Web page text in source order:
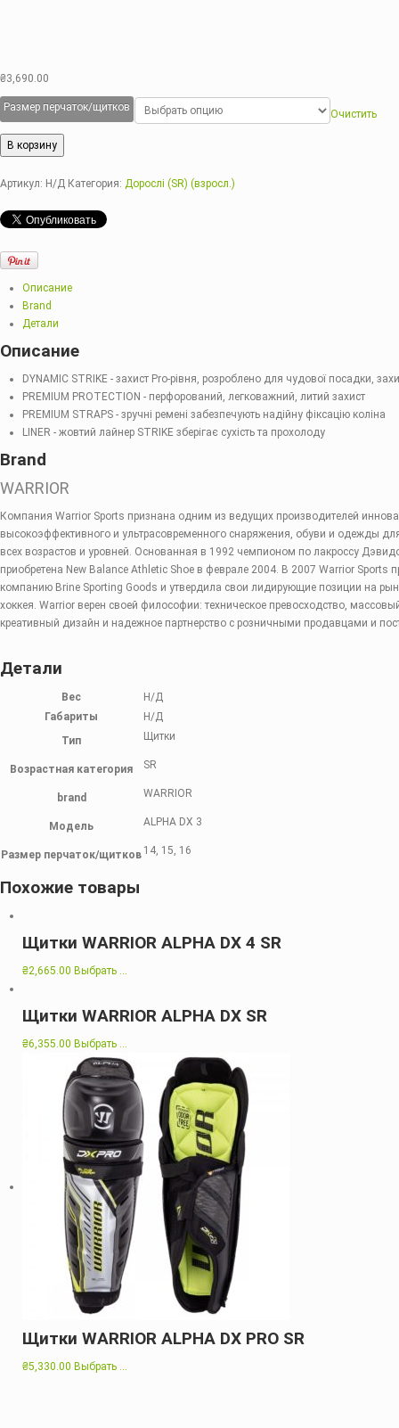
₴3,690.00
Размер перчаток/щитков
Очистить
В корзину
Артикул: Н/Д Категория: Дорослі (SR) (взросл.)
Описание
Brand
Детали
Описание
DYNAMIC STRIKE - захист Pro-рівня, розроблено для чудової посадки,
PREMIUM PROTECTION - перфорований, легковажний, литий захист
PREMIUM STRAPS - зручні ремені забезпечують надійну фіксацію коліна
LINER - жовтий лайнер STRIKE зберігає сухість та прохолоду
Brand
WARRIOR
Компания Warrior Sports признана одним из ведущих производителей
высокоэффективного и ультрасовременного снаряжения, обуви и одежды
всех возрастов и уровней. Основанная в 1992 чемпионом по лакроссу
приобретена New Balance Athletic Shoe в феврале 2004. В 2007 Warrior Sports
компанию Brine Sporting Goods и утвердила свои лидирующие позиции на
хоккея. Warrior верен своей философии: техническое превосходство,
креативный дизайн и надежное партнерство с розничными продавцами и
Детали
Вес
Н/Д
Габариты
Н/Д
Тип
Щитки
Возрастная категория SR
brand WARRIOR
Модель ALPHA DX 3
Размер перчаток/щитков 14, 15, 16
Похожие товары
Щитки WARRIOR ALPHA DX 4 SR
₴2,665.00 Выбрать ...
Щитки WARRIOR ALPHA DX SR
₴6,355.00 Выбрать ...
Щитки WARRIOR ALPHA DX PRO SR
₴5,330.00 Выбрать ...